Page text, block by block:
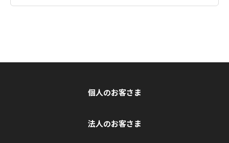
個人のお客さま
法人のお客さま